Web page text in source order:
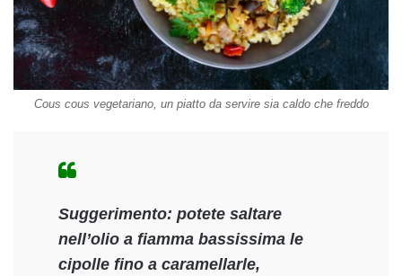
Cous cous vegetariano, un piatto da servire sia caldo che freddo
Suggerimento: potete saltare
nell’olio a fiamma bassissima le
cipolle fino a caramellarle,